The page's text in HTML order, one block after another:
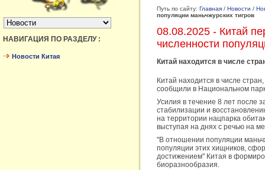
БЫСТРЫЙ ПЕРЕХОД :
НАВИГАЦИЯ ПО РАЗДЕЛУ :
Новости Китая
Путь по сайту: Главная / Новости /
популяции маньчжурских тигров
08.08.2025 - Китай
численности
Китай находится в числе
Китай находится в числе
сообщили в Национальном
Усилия в течение 8 лет после
стабилизации и
на территории нацпарка
выступая на днях с речью на
"В отношении популяции
популяции этих хищников,
достижением" Китая в
биоразнообразия.